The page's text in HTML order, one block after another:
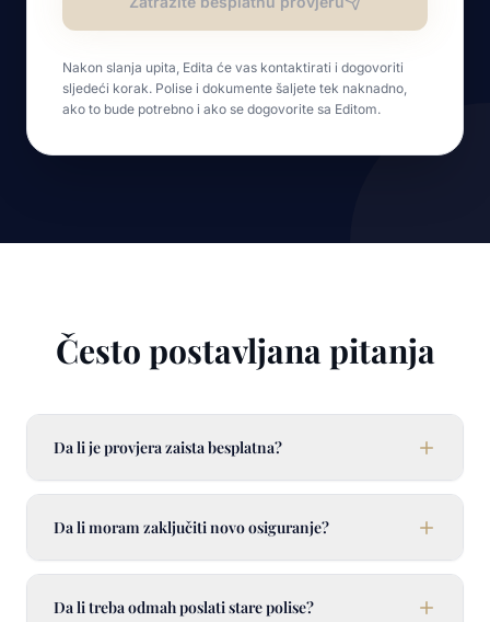
Nakon slanja upita, Edita će vas kontaktirati i dogovoriti
sljedeći korak. Polise i dokumente šaljete tek naknadno,
ako to bude potrebno i ako se dogovorite sa Editom.
Često postavljana pitanja
Da li je provjera zaista besplatna?
Da li moram zaključiti novo osiguranje?
Da li treba odmah poslati stare polise?